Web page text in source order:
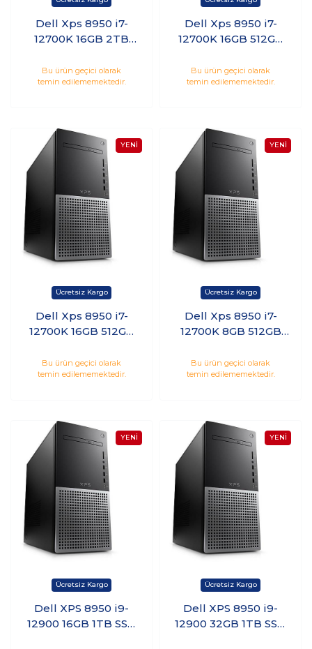
Dell Xps 8950 i7-
12700K 16GB 2TB
RTX3060Ti Windows
10 Pro
Bu ürün geçici olarak
temin edilememektedir.
Dell Xps 8950 i7-
12700K 16GB 512GB
RTX3060 Windows 11
Pro
Bu ürün geçici olarak
temin edilememektedir.
Dell Xps 8950 i7-
12700K 16GB 512GB
RTX3060 Windows 11
Pro
Bu ürün geçici olarak
temin edilememektedir.
Dell Xps 8950 i7-
12700K 8GB 512GB
RTX3060 Windows 11
Pro
Bu ürün geçici olarak
temin edilememektedir.
Dell XPS 8950 i9-
12900 16GB 1TB SSD
Dell XPS 8950 i9-
12900 32GB 1TB SSD